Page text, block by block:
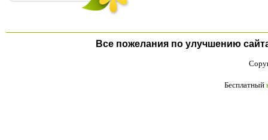
Все пожелания по улучшению
Бесплатный